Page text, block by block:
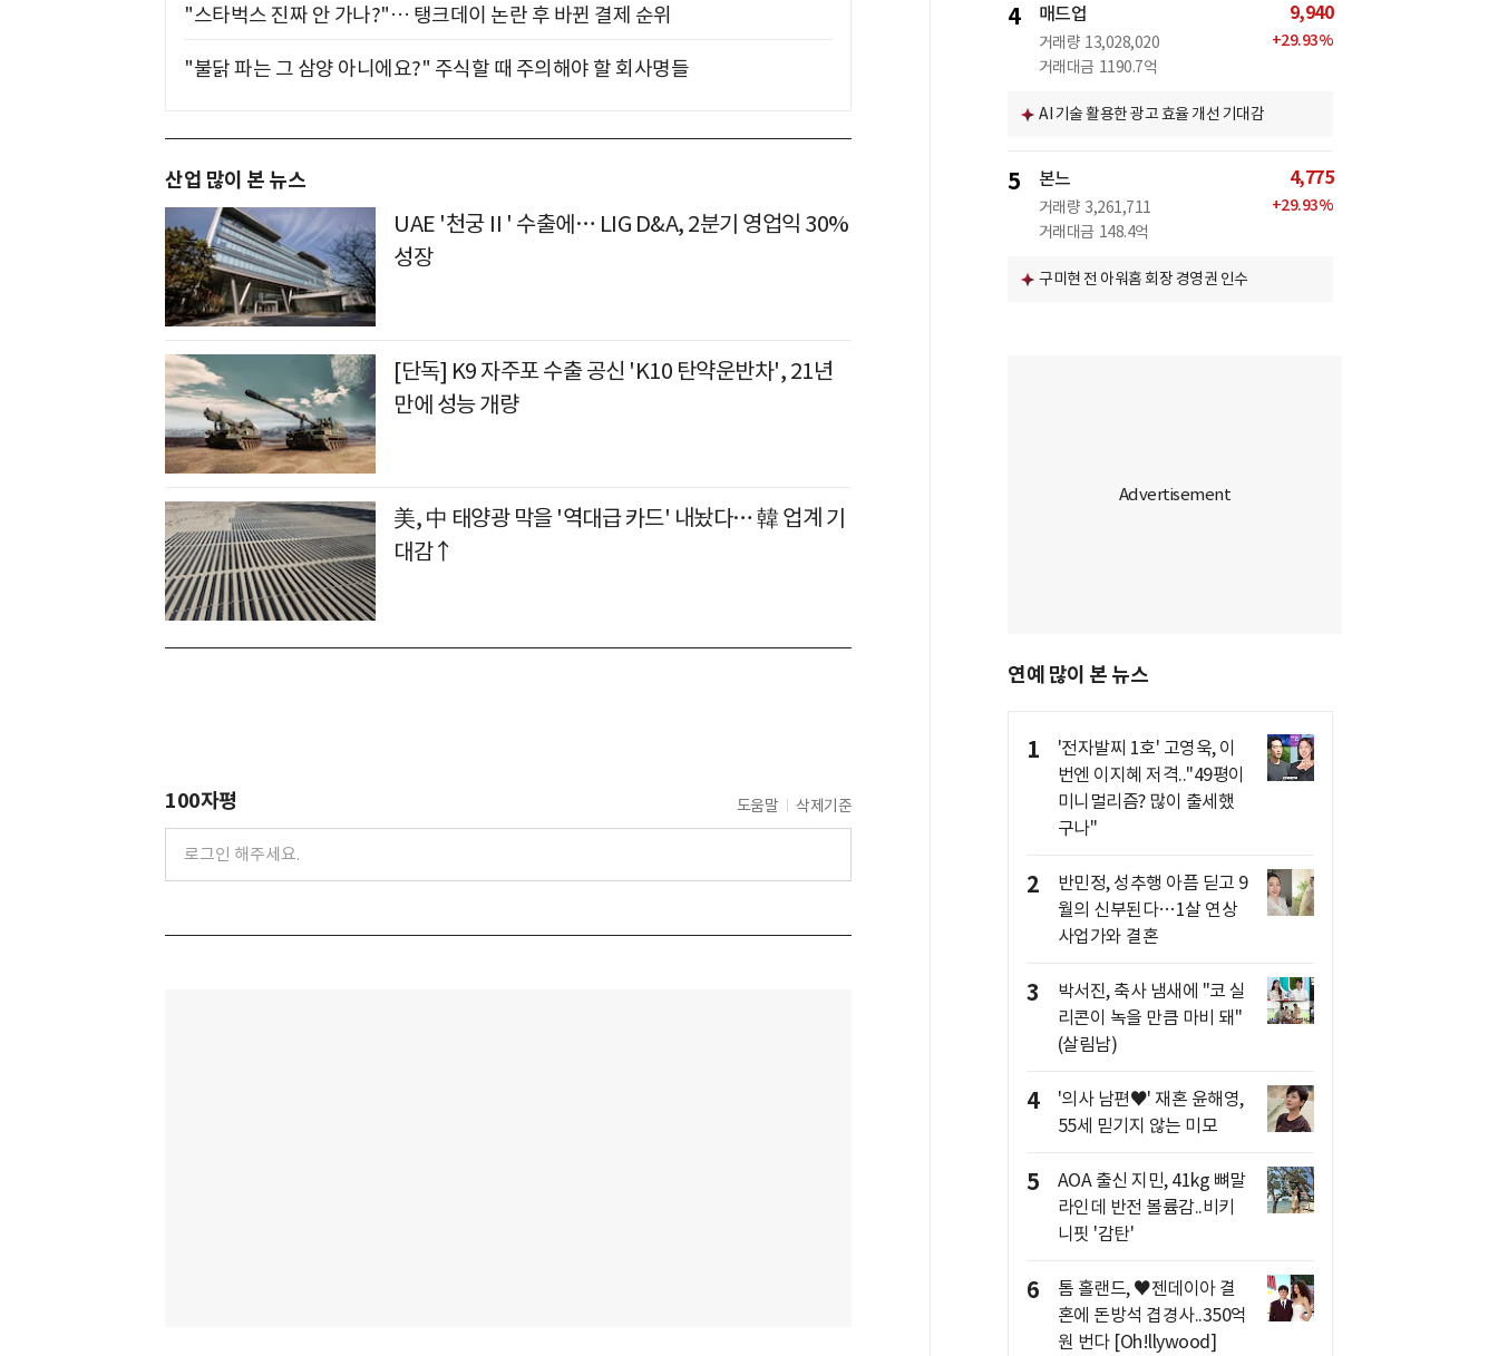
"스타벅스 진짜 안 가나?"… 탱크데이 논란 후 바뀐 결제 순위
"불닭 파는 그 삼양 아니에요?" 주식할 때 주의해야 할 회사명들
산업 많이 본 뉴스
UAE '천궁Ⅱ' 수출에… LIG D&A, 2분기 영업익 30%
성장
[단독] K9 자주포 수출 공신 'K10 탄약운반차', 21년
만에 성능 개량
美, 中 태양광 막을 '역대급 카드' 내놨다… 韓 업계 기
대감↑
100자평 도움말 삭제기준
4 매드업
거래량 13,028,020
거래대금 1190.7억
9,940
+29.93%
AI 기술 활용한 광고 효율 개선 기대감
5 본느
거래량 3,261,711
거래대금 148.4억
4,775
+29.93%
구미현 전 아워홈 회장 경영권 인수
연예 많이 본 뉴스
1
'전자발찌 1호' 고영욱, 이
번엔 이지혜 저격.."49평이
미니멀리즘? 많이 출세했
구나"
2
반민정, 성추행 아픔 딛고 9
월의 신부된다…1살 연상
사업가와 결혼
3
박서진, 축사 냄새에 "코 실
리콘이 녹을 만큼 마비 돼"
(살림남)
4
'의사 남편♥' 재혼 윤해영,
55세 믿기지 않는 미모
5
AOA 출신 지민, 41kg 뼈말
라인데 반전 볼륨감..비키
니핏 '감탄'
6
톰 홀랜드, ♥︎젠데이아 결
혼에 돈방석 겹경사..350억
원 번다 [Oh!llywood]